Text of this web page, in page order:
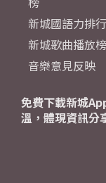
新城國語力排
新城歌曲播放榜
音樂意見反映
免費下載新城
溫，體現資訊分